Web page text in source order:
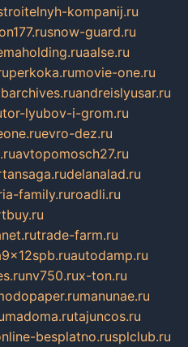
kompanij.ru
snow-guard.ru
aalse.ru
perkoka.rumovie-one.ru
andreislyusar.ru
tor-lyubov-i-grom.ru
evro-dez.ru
avtopomosch27.ru
delanalad.ru
family.ruroadli.ru
trade-farm.ru
autodamp.ru
nv750.rux-ton.ru
manunae.ru
madoma.rutajuncos.ru
besplatno.rusplclub.ru